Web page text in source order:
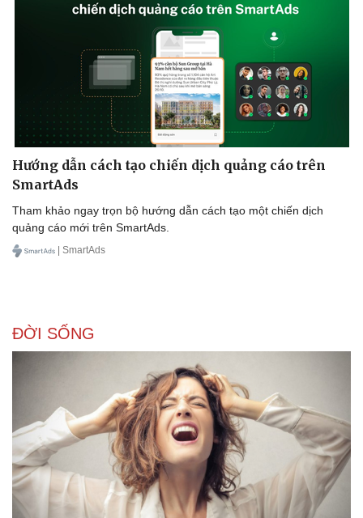
Hướng dẫn cách tạo chiến dịch quảng cáo trên
SmartAds
Tham khảo ngay trọn bộ hướng dẫn cách tạo một chiến dịch
quảng cáo mới trên SmartAds.
| SmartAds
ĐỜI SỐNG